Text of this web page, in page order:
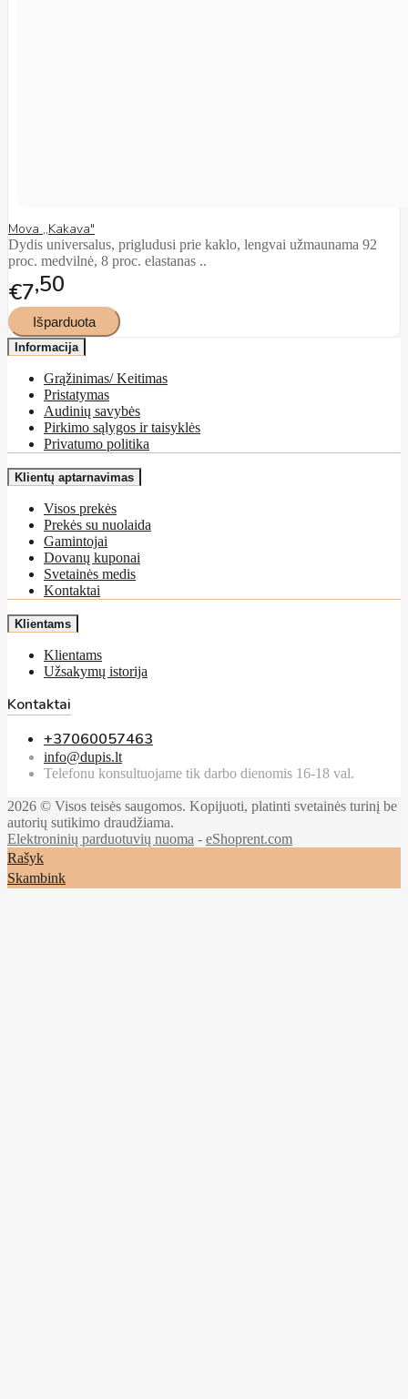
Mova ,,Kakava"
Dydis universalus, prigludusi prie kaklo, lengvai užmaunama 92
proc. medvilnė, 8 proc. elastanas ..
€7 50
Informacija
Grąžinimas/ Keitimas
Pristatymas
Audinių savybės
Pirkimo sąlygos ir taisyklės
Privatumo politika
Klientų aptarnavimas
Visos prekės
Prekės su nuolaida
Gamintojai
Dovanų kuponai
Svetainės medis
Kontaktai
Klientams
Klientams
Užsakymų istorija
Kontaktai
+37060057463
info@dupis.lt
Telefonu konsultuojame tik darbo dienomis 16-18 val.
2026 © Visos teisės saugomos. Kopijuoti, platinti svetainės turinį be
autorių sutikimo draudžiama.
Elektroninių parduotuvių nuoma - eShoprent.com
Rašyk
Skambink